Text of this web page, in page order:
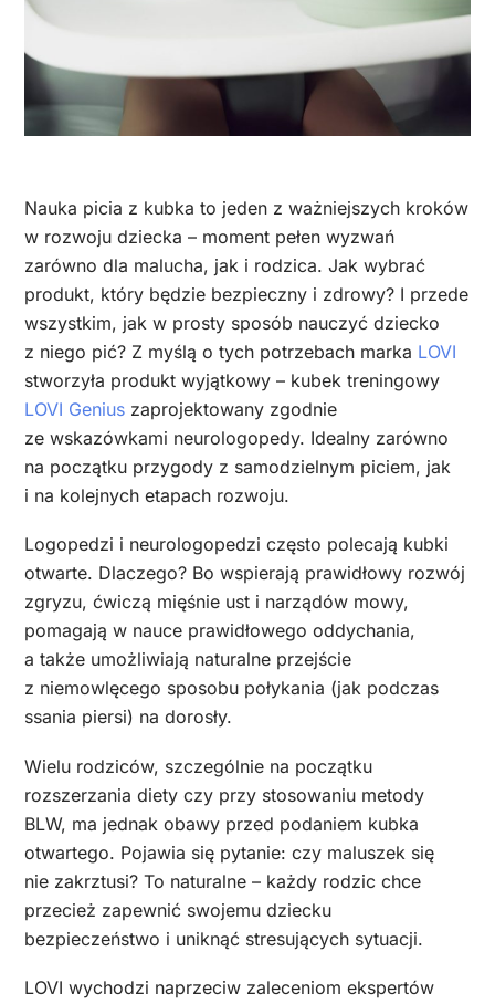
Nauka picia z kubka to jeden z ważniejszych kroków
w rozwoju dziecka – moment pełen wyzwań
zarówno dla malucha, jak i rodzica. Jak wybrać
produkt, który będzie bezpieczny i zdrowy? I przede
wszystkim, jak w prosty sposób nauczyć dziecko
z niego pić? Z myślą o tych potrzebach marka LOVI
stworzyła produkt wyjątkowy – kubek treningowy
LOVI Genius zaprojektowany zgodnie
ze wskazówkami neurologopedy. Idealny zarówno
na początku przygody z samodzielnym piciem, jak
i na kolejnych etapach rozwoju.
Logopedzi i neurologopedzi często polecają kubki
otwarte. Dlaczego? Bo wspierają prawidłowy rozwój
zgryzu, ćwiczą mięśnie ust i narządów mowy,
pomagają w nauce prawidłowego oddychania,
a także umożliwiają naturalne przejście
z niemowlęcego sposobu połykania (jak podczas
ssania piersi) na dorosły.
Wielu rodziców, szczególnie na początku
rozszerzania diety czy przy stosowaniu metody
BLW, ma jednak obawy przed podaniem kubka
otwartego. Pojawia się pytanie: czy maluszek się
nie zakrztusi? To naturalne – każdy rodzic chce
przecież zapewnić swojemu dziecku
bezpieczeństwo i uniknąć stresujących sytuacji.
LOVI wychodzi naprzeciw zaleceniom ekspertów